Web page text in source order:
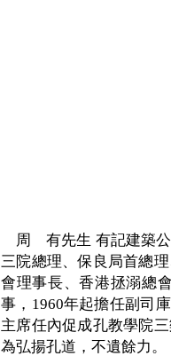
周 有先生 有記建築公
三院總理、保良局首總
會理事長、香港拯溺總
事，1960年起擔任副司
主席任內促成孔教學院
為弘揚孔道，不遺餘力。